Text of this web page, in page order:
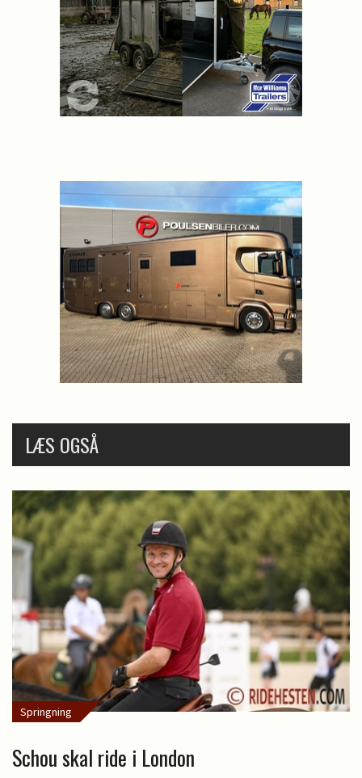
LÆS OGSÅ
Springning
Schou skal ride i London